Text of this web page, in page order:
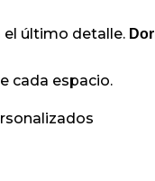
el último detalle.
cada espacio.